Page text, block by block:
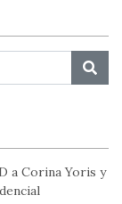
a Corina Yoris y